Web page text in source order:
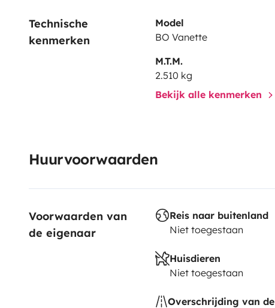
Technische
kenmerken
Model
BO Vanette
M.T.M.
2.510 kg
Bekijk alle kenmerken
Huurvoorwaarden
Voorwaarden van
de eigenaar
Reis naar buitenland
Niet toegestaan
Huisdieren
Niet toegestaan
Overschrijding van de